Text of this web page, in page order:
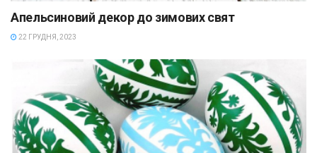
Апельсиновий декор до зимових свят
22 ГРУДНЯ, 2023